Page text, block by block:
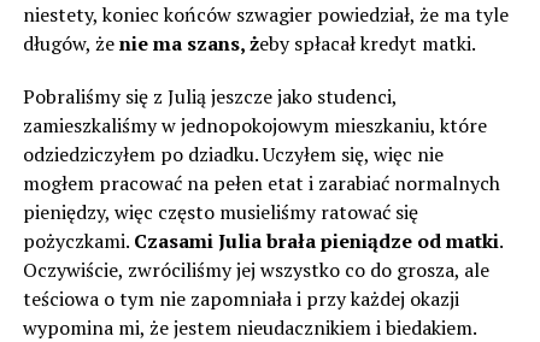
niestety, koniec końców szwagier powiedział, że ma tyle
długów, żenie ma szans, żeby spłacał kredyt matki.
Pobraliśmy się z Julią jeszcze jako studenci,
zamieszkaliśmy w jednopokojowym mieszkaniu, które
odziedziczyłem po dziadku. Uczyłem się, więc nie
mogłem pracować na pełen etat i zarabiać normalnych
pieniędzy, więc często musieliśmy ratować się
pożyczkami. Czasami Julia brała pieniądze od matki.
Oczywiście, zwróciliśmy jej wszystko co do grosza, ale
teściowa o tym nie zapomniała i przy każdej okazji
wypomina mi, że jestem nieudacznikiem i biedakiem.